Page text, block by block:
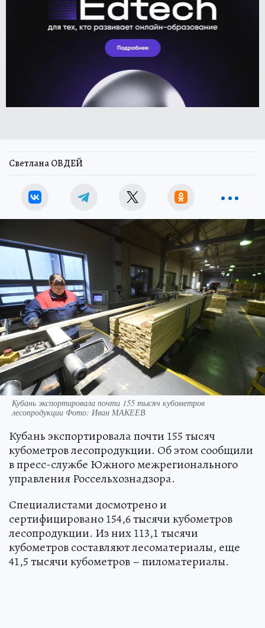
Светлана ОВДЕЙ
Кубань экспортировала почти 155 тысяч кубометров
лесопродукции Фото: Иван МАКЕЕВ
Кубань экспортировала почти 155 тысяч
кубометров лесопродукции. Об этом сообщили
в пресс-службе Южного межрегионального
управления Россельхознадзора.
Специалистами досмотрено и
сертифицировано 154,6 тысячи кубометров
лесопродукции. Из них 113,1 тысячи
кубометров составляют лесоматериалы, еще
41,5 тысячи кубометров – пиломатериалы.